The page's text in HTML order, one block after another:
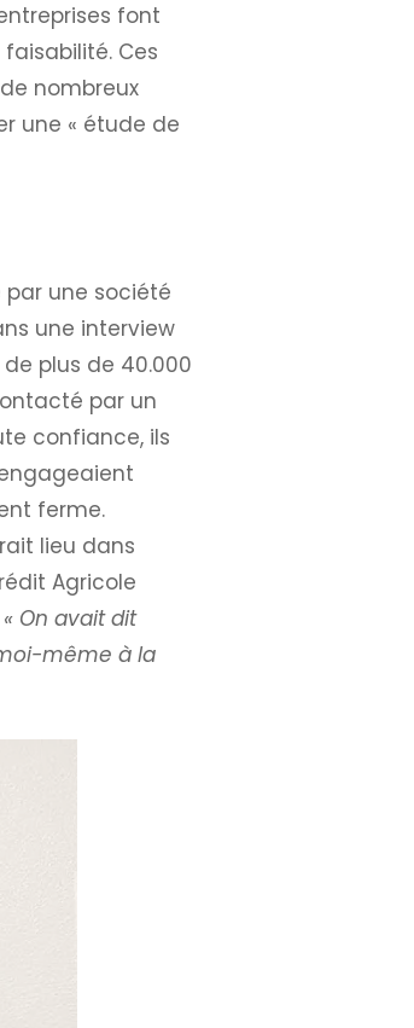
font
Ces
nombreux
une « étude de
une société
une interview
plus de 40.000
par un
confiance, ils
ferme.
lieu dans
Agricole
« On avait dit
même à la